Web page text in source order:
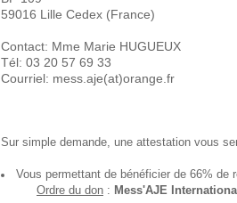
59016 Lille Cedex (France)
Contact: Mme Marie HUGUEUX
Tél: 03 20 57 69 33
Courriel: mess.aje(at)orange.fr
Sur simple demande, une attestation vous
Vous permettant de bénéficier de 66%
Ordre du don : Mess'AJE